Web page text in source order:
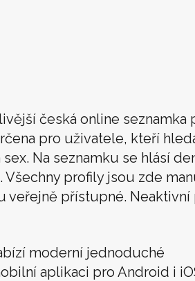
česká online seznamka
pro uživatele, kteří
Na seznamku se hlásí
profily jsou zde
veřejně přístupné. Neaktivní
moderní jednoduché
aplikaci pro Android i